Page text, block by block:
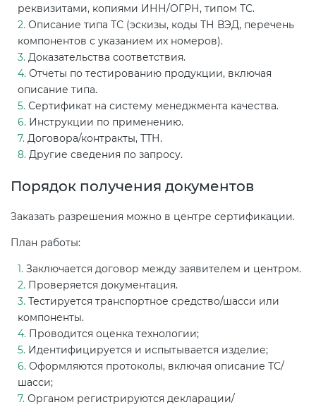
реквизитами, копиями ИНН/ОГРН, типом ТС.
Описание типа ТС (эскизы, коды ТН ВЭД, перечень
компонентов с указанием их номеров).
Доказательства соответствия.
Отчеты по тестированию продукции, включая
описание типа.
Сертификат на систему менеджмента качества.
Инструкции по применению.
Договора/контракты, ТТН.
Другие сведения по запросу.
Порядок получения документов
Заказать разрешения можно в центре сертификации.
План работы:
Заключается договор между заявителем и центром.
Проверяется документация.
Тестируется транспортное средство/шасси или
компоненты.
Проводится оценка технологии;
Идентифицируется и испытывается изделие;
Оформляются протоколы, включая описание ТС/
шасси;
Органом регистрируются декларации/